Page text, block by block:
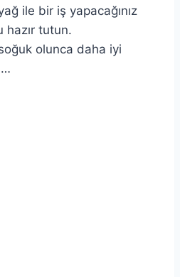
ile bir iş yapacağınız
hazır tutun.
olunca daha iyi